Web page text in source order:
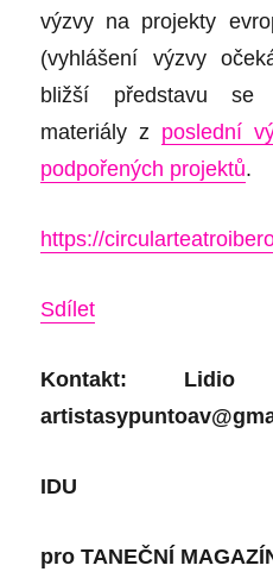
výzvy na projekty
(vyhlášení výzvy
bližší představu se
materiály z poslední
podpořených projektů.
https://
Sdílet
Kontakt: Lidio
IDU
proTANEČNÍ